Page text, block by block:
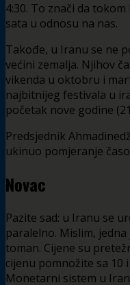
4:30. To znači da
sata u odnosu na nas.
Takođe, u Iranu se ne
većini zemalja. Njihov
vikenda u oktobru i
najbitnijeg festivala u
početak nove godine
Predsjednik
ukinuo pomjeranje
Novac
Pazite sad: u Iranu se
paralelno. Mislim,
toman. Cijene su
cijenu pomnožite sa
Monetarni sistem u